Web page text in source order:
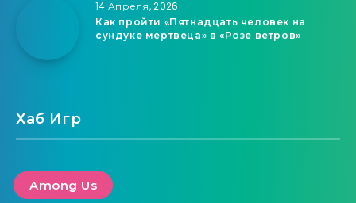
14 Апреля, 2026
Как пройти «Пятнадцать человек на
сундуке мертвеца» в «Розе ветров»
Хаб Игр
Among Us